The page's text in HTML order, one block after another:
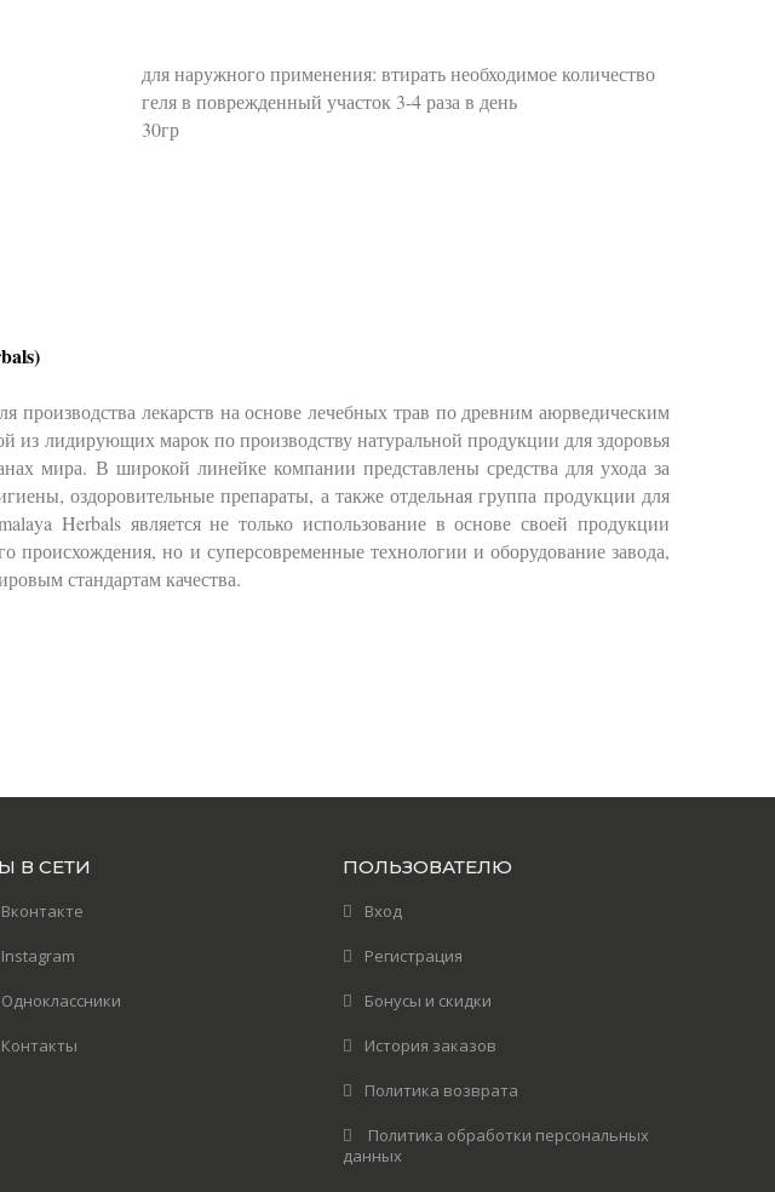
для наружного применения: втирать необходимое количество
геля в поврежденный участок 3-4 раза в день
30гр
лекарств на основе лечебных трав по древним аюрведическим
из лидирующих марок по производству натуральной продукции для здоровья
мира. В широкой линейке компании представлены средства для ухода за
оздоровительные препараты, а также отдельная группа продукции для
Herbals является не только использование в основе своей продукции
происхождения, но и суперсовременные технологии и оборудование завода,
стандартам качества.
В СЕТИ
Вконтакте
Instagram
Одноклассники
Контакты
ПОЛЬЗОВАТЕЛЮ
Вход
Регистрация
Бонусы и скидки
История заказов
Политика возврата
Политика обработки персональных
данных